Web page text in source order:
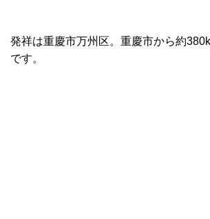
発祥は重慶市万州区。重慶市から約
です。